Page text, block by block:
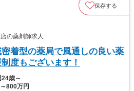
保存する
の薬剤師求人
密着型の薬局で風通しの良い薬
度もございます！
24歳～
800万円